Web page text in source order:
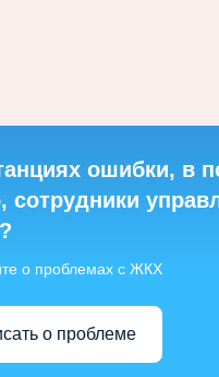
ошибки, в
сотрудники
о проблемах с ЖКХ
о проблеме